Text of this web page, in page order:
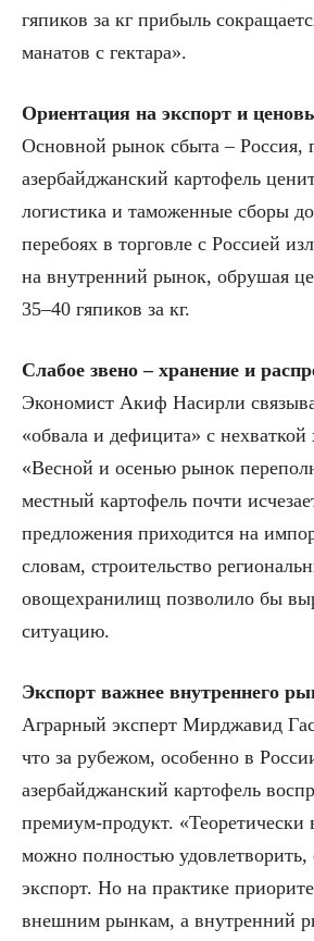
гяпиков за кг прибыль
манатов с гектара».
Ориентация на экспорт и
Основной рынок сбыта – Россия,
азербайджанский картофель
логистика и таможенные сборы
перебоях в торговле с Россией
на внутренний рынок, обрушая
35–40 гяпиков за кг.
Слабое звено – хранение и
Экономист Акиф Насирли
«обвала и дефицита» с
«Весной и осенью рынок
местный картофель почти
предложения приходится на
словам, строительство
овощехранилищ позволило бы
ситуацию.
Экспорт важнее внутреннего
Аграрный эксперт Мирджавид
что за рубежом, особенно в
азербайджанский картофель
премиум-продукт. «Теоретически
можно полностью удовлетворить,
экспорт. Но на практике
внешним рынкам, а внутренний